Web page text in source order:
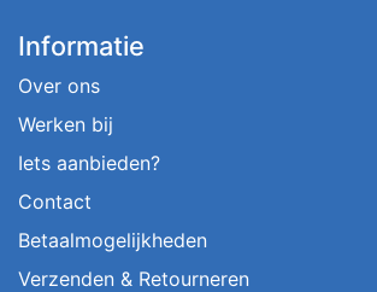
Informatie
Over ons
Werken bij
Iets aanbieden?
Contact
Betaalmogelijkheden
Verzenden & Retourneren